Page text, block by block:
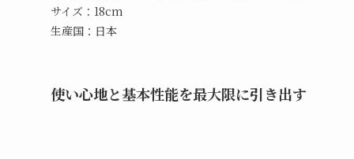
サイズ：18cm
生産国：日本
使い心地と基本性能を最大限に引き出す